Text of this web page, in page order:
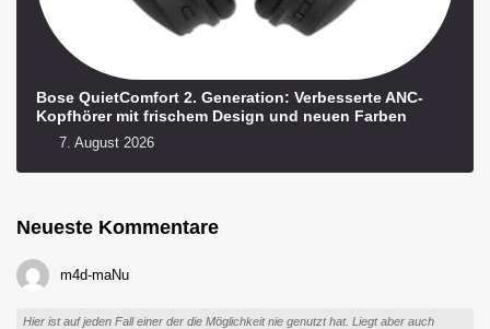
Bose QuietComfort 2. Generation: Verbesserte ANC-
Kopfhörer mit frischem Design und neuen Farben
7. August 2026
Neueste Kommentare
m4d-maNu
Hier ist auf jeden Fall einer der die Möglichkeit nie genutzt hat. Liegt aber auch